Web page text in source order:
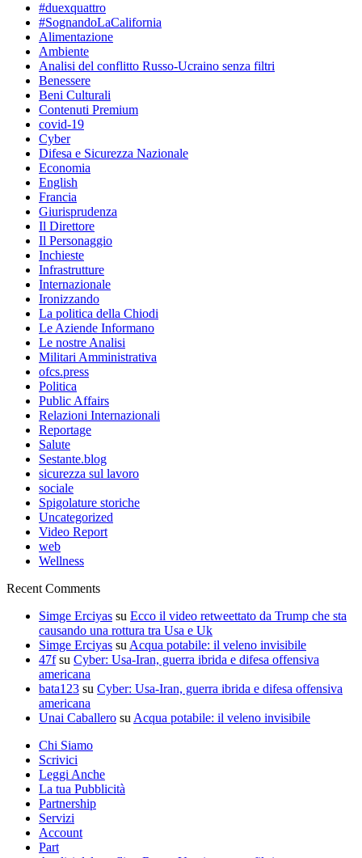
#duexquattro
#SognandoLaCalifornia
Alimentazione
Ambiente
Analisi del conflitto Russo-Ucraino senza filtri
Benessere
Beni Culturali
Contenuti Premium
covid-19
Cyber
Difesa e Sicurezza Nazionale
Economia
English
Francia
Giurisprudenza
Il Direttore
Il Personaggio
Inchieste
Infrastrutture
Internazionale
Ironizzando
La politica della Chiodi
Le Aziende Informano
Le nostre Analisi
Militari Amministrativa
ofcs.press
Politica
Public Affairs
Relazioni Internazionali
Reportage
Salute
Sestante.blog
sicurezza sul lavoro
sociale
Spigolature storiche
Uncategorized
Video Report
web
Wellness
Recent Comments
Simge Erciyas su Ecco il video retweettato da Trump che sta
causando una rottura tra Usa e Uk
Simge Erciyas su Acqua potabile: il veleno invisibile
47fsu Cyber: Usa-Iran, guerra ibrida e difesa offensiva
americana
bata123 su Cyber: Usa-Iran, guerra ibrida e difesa offensiva
americana
Unai Caballero su Acqua potabile: il veleno invisibile
Chi Siamo
Scrivici
Leggi Anche
La tua Pubblicità
Partnership
Servizi
Account
Part